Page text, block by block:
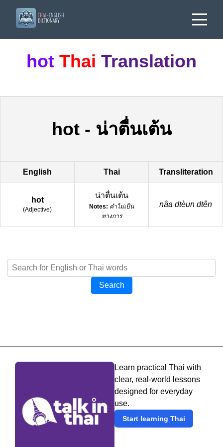
hot Thai Translation
hot- น่าตื่นเต้น
English Thai Transliteration
hot
(Adjective)
น่าตื่นเต้น
Notes: คำไม่เป็น
ทางการ
nâa dtèun dtên
Search
Learn practical Thai with
clear, real-world lessons
designed for everyday
use.
Start learning Thai